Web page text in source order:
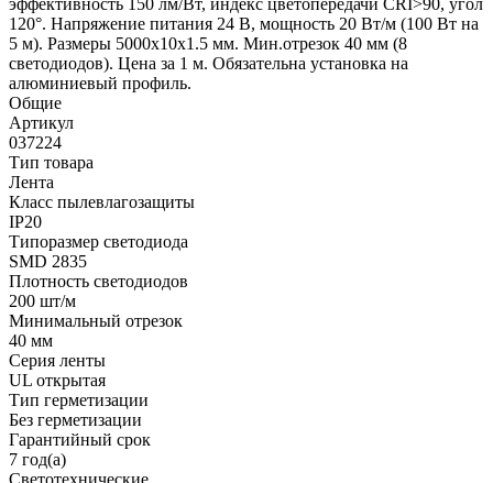
120°. Напряжение питания 24 В, мощность 20 Вт/м (100 Вт на
5 м). Размеры 5000x10x1.5 мм. Мин.отрезок 40 мм (8
светодиодов). Цена за 1 м. Обязательна установка на
алюминиевый профиль.
Общие
Артикул
037224
Тип товара
Лента
Класс пылевлагозащиты
IP20
Типоразмер светодиода
SMD 2835
Плотность светодиодов
200 шт/м
Минимальный отрезок
40 мм
Серия ленты
UL открытая
Тип герметизации
Без герметизации
Гарантийный срок
7 год(а)
Светотехнические